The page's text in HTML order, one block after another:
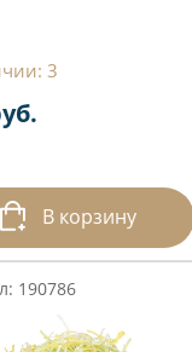
3
В корзину
190786